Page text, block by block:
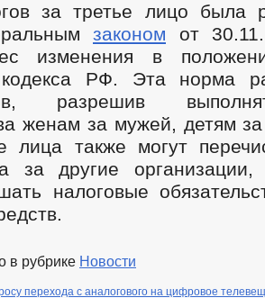
за третье лицо была
законом от
изменения в
кодекса РФ. Эта норма
разрешив
женам за мужей, детям
лица также могут
за другие организации,
налоговые
в рубрике Новости
перехода с аналогового на цифровое